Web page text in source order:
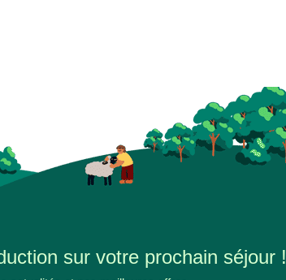
sur votre prochain séjour !